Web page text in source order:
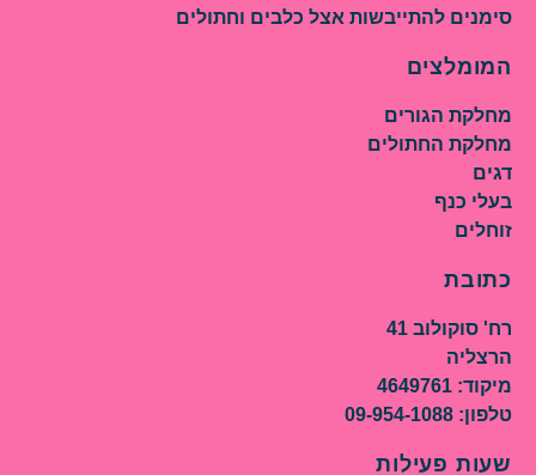
סימנים להתייבשות אצל כלבים וחתולים
המומלצים
מחלקת הגורים
מחלקת החתולים
דגים
בעלי כנף
זוחלים
כתובת
רח' סוקולוב 41
הרצליה
מיקוד: 4649761
טלפון: 09-954-1088
שעות פעילות